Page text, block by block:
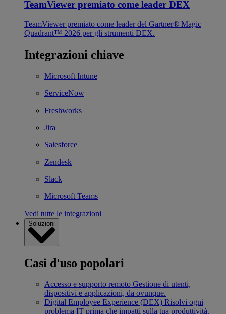
TeamViewer premiato come leader DEX
TeamViewer premiato come leader del Gartner® Magic
Quadrant™ 2026 per gli strumenti DEX.
Integrazioni chiave
Microsoft Intune
ServiceNow
Freshworks
Jira
Salesforce
Zendesk
Slack
Microsoft Teams
Vedi tutte le integrazioni
Soluzioni
Casi d'uso popolari
Accesso e supporto remoto Gestione di utenti,
dispositivi e applicazioni, da ovunque.
Digital Employee Experience (DEX) Risolvi ogni
problema IT prima che impatti sulla tua produttività.